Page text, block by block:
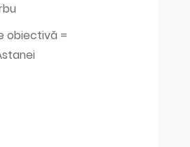
obiectivă =